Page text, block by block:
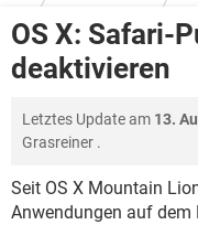
WINDOWS 10
WHATSAPP
SPIELE
ANDROID
WHATSAPP
DOWNLOADS
SPIELE
WINDOWS 10
WHATSAPP
FACEBOOK
FORUM
SPIELE
WINDOWS 10
LEXIKON
SPIELE
ANDROID
OS X: Safari-
deaktivieren
Letztes Update am 13.
Grasreiner .
Seit OS X Mountain
Anwendungen auf